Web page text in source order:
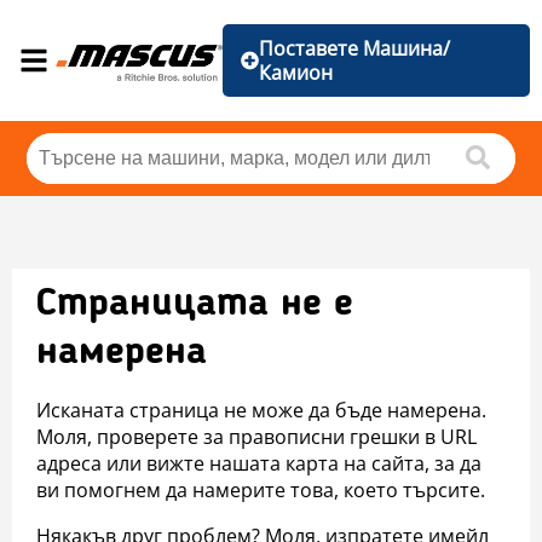
Поставете Машина/
Камион
Страницата не е
намерена
Исканата страница не може да бъде намерена.
Моля, проверете за правописни грешки в URL
адреса или вижте нашата карта на сайта, за да
ви помогнем да намерите това, което търсите.
Някакъв друг проблем? Моля, изпратете имейл